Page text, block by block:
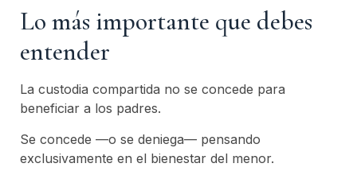
Lo más importante que debes
entender
La custodia compartida no se concede para
beneficiar a los padres.
Se concede —o se deniega— pensando
exclusivamente en el bienestar del menor.